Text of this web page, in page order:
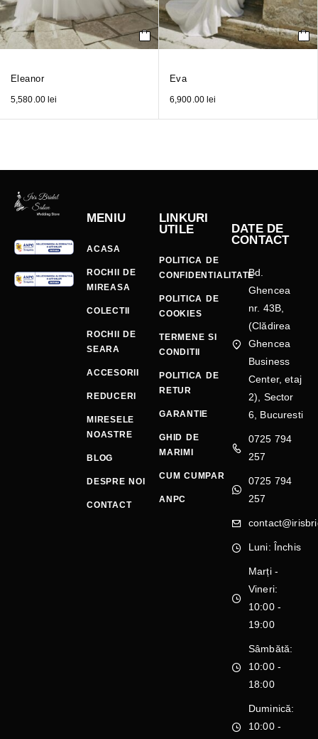
Eleanor
5,580.00 lei
Eva
6,900.00 lei
MENIU
ACASA
ROCHII DE
MIREASA
COLECTII
ROCHII DE
SEARA
ACCESORII
REDUCERI
MIRESELE
NOASTRE
BLOG
DESPRE NOI
CONTACT
LINKURI
UTILE
POLITICA DE
CONFIDENTIALITATE
POLITICA DE
COOKIES
TERMENE SI
CONDITII
POLITICA DE
RETUR
GARANTIE
GHID DE
MARIMI
CUM CUMPAR
ANPC
DATE DE
CONTACT
Bd.
Ghencea
nr. 43B,
(Clădirea
Ghencea
Business
Center, etaj
2), Sector
6, Bucuresti
0725 794
257
0725 794
257
Luni: Închis
Marți -
Vineri:
10:00 -
19:00
Sâmbătă:
10:00 -
18:00
Duminică:
10:00 -